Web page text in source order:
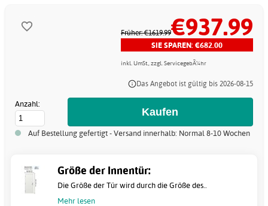
Früher: €1619.99€937.99
SIE SPAREN: €682.00
inkl. UmSt., zzgl. ServicegebÃ¼hr
Das Angebot ist gültig bis 2026-08-15
Anzahl:
Auf Bestellung gefertigt - Versand innerhalb: Normal 8-10 Wochen
Größe der Innentür:
Die Größe der Tür wird durch die Größe des..
Mehr lesen